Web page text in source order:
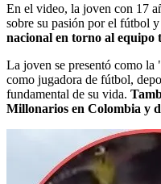
En el video, la joven con 17
sobre su pasión por el fútbol y
nacional en torno al equipo
La joven se presentó como
como jugadora de fútbol,
fundamental de su vida.
Millonarios en Colombia y